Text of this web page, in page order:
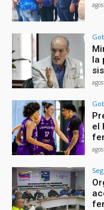
la
el